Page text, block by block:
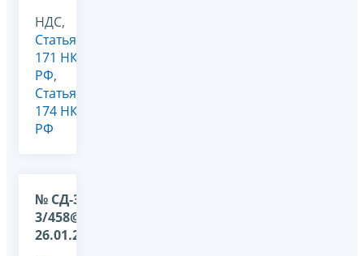
НДС,
Статья
171 НК
РФ,
Статья
174 НК
РФ
№ СД-36-
3/458@ от
26.01.2026